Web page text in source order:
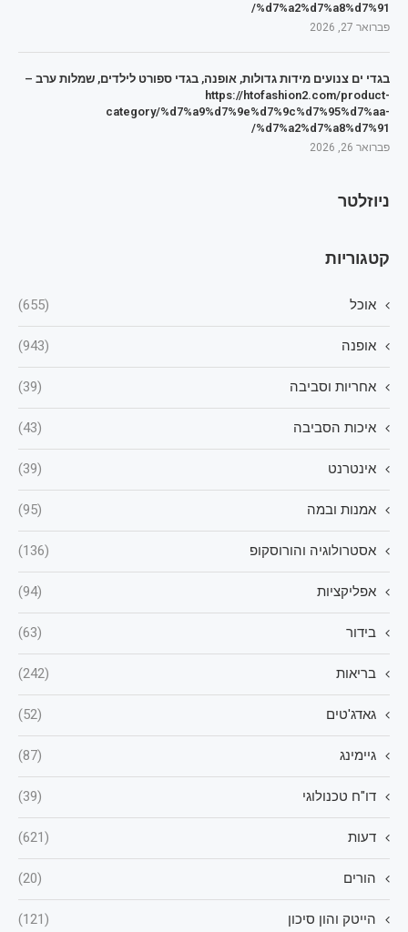
%d7%a2%d7%a8%d7%91/
פברואר 27, 2026
בגדי ים צנועים מידות גדולות, אופנה, בגדי ספורט לילדים, שמלות ערב –
https://htofashion2.com/product-
category/%d7%a9%d7%9e%d7%9c%d7%95%d7%aa-
%d7%a2%d7%a8%d7%91/
פברואר 26, 2026
ניוזלטר
קטגוריות
אוכל (655)
אופנה (943)
אחריות וסביבה (39)
איכות הסביבה (43)
אינטרנט (39)
אמנות ובמה (95)
אסטרולוגיה והורוסקופ (136)
אפליקציות (94)
בידור (63)
בריאות (242)
גאדג'טים (52)
גיימינג (87)
דו"ח טכנולוגי (39)
דעות (621)
הורים (20)
הייטק והון סיכון (121)